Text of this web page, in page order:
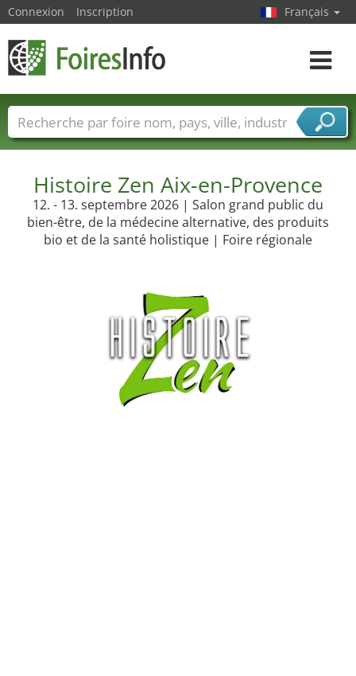
Histoire Zen Aix-en-Provence
12. - 13. septembre 2026 | Salon grand public du
bien-être, de la médecine alternative, des produits
bio et de la santé holistique | Foire régionale
Connexion Inscription Français
Toggle
Foire noms Pays Villes
Secteurs de foire